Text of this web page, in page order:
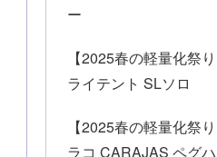
ー
【2025春の軽量化祭
ライテント SLソロ
【2025春の軽量化祭
ラコ CARAJAS ペグ